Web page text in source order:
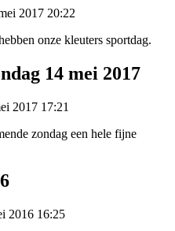
2017 20:22
onze kleuters sportdag.
14 mei 2017
2017 17:21
zondag een hele fijne
2016 16:25